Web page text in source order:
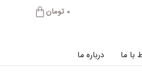
0 تومان
با ما درباره ما